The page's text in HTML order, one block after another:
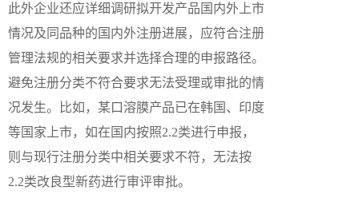
此外企业还应详细调研拟开发产品国内外上市
情况及同品种的国内外注册进展，应符合注册
管理法规的相关要求并选择合理的申报路径。
避免注册分类不符合要求无法受理或审批的情
况发生。比如，某口溶膜产品已在韩国、印度
等国家上市，如在国内按照2.2类进行申报，
则与现行注册分类中相关要求不符，无法按
2.2类改良型新药进行审评审批。